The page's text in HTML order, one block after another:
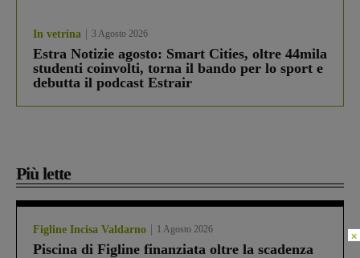
In vetrina 3 Agosto 2026
Estra Notizie agosto: Smart Cities, oltre 44mila
studenti coinvolti, torna il bando per lo sport e
debutta il podcast Estrair
Più lette
Figline Incisa Valdarno 1 Agosto 2026
Piscina di Figline finanziata oltre la scadenza
×